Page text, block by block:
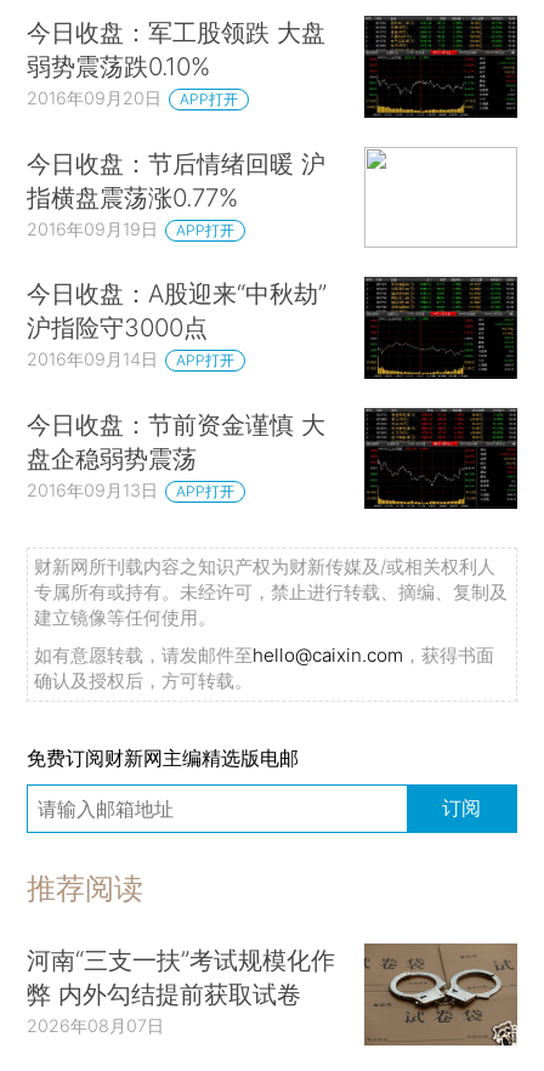
今日收盘：军工股领跌 大盘
弱势震荡跌0.10%
2016年09月20日 APP打开
今日收盘：节后情绪回暖 沪
指横盘震荡涨0.77%
2016年09月19日 APP打开
今日收盘：A股迎来“中秋劫”
沪指险守3000点
2016年09月14日 APP打开
今日收盘：节前资金谨慎 大
盘企稳弱势震荡
2016年09月13日 APP打开
财新网所刊载内容之知识产权为财新传媒及/或相关权利人
专属所有或持有。未经许可，禁止进行转载、摘编、复制及
建立镜像等任何使用。
如有意愿转载，请发邮件至hello@caixin.com ，获得书面
确认及授权后，方可转载。
免费订阅财新网主编精选版电邮
订阅
推荐阅读
河南“三支一扶”考试规模化作
弊 内外勾结提前获取试卷
2026年08月07日